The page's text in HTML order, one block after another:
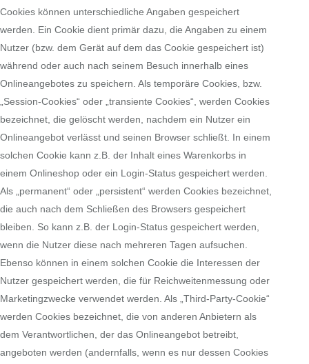
Cookies können unterschiedliche Angaben gespeichert
werden. Ein Cookie dient primär dazu, die Angaben zu einem
Nutzer (bzw. dem Gerät auf dem das Cookie gespeichert ist)
während oder auch nach seinem Besuch innerhalb eines
Onlineangebotes zu speichern. Als temporäre Cookies, bzw.
„Session-Cookies“ oder „transiente Cookies“, werden Cookies
bezeichnet, die gelöscht werden, nachdem ein Nutzer ein
Onlineangebot verlässt und seinen Browser schließt. In einem
solchen Cookie kann z.B. der Inhalt eines Warenkorbs in
einem Onlineshop oder ein Login-Status gespeichert werden.
Als „permanent“ oder „persistent“ werden Cookies bezeichnet,
die auch nach dem Schließen des Browsers gespeichert
bleiben. So kann z.B. der Login-Status gespeichert werden,
wenn die Nutzer diese nach mehreren Tagen aufsuchen.
Ebenso können in einem solchen Cookie die Interessen der
Nutzer gespeichert werden, die für Reichweitenmessung oder
Marketingzwecke verwendet werden. Als „Third-Party-Cookie“
werden Cookies bezeichnet, die von anderen Anbietern als
dem Verantwortlichen, der das Onlineangebot betreibt,
angeboten werden (andernfalls, wenn es nur dessen Cookies